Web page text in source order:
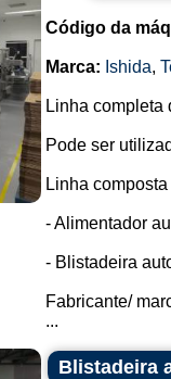
Código da
Marca: Ishida,
Linha completa
Pode ser
Linha
- Alimentador
- Blistadeira
Fabricante/
...
Blistadeira